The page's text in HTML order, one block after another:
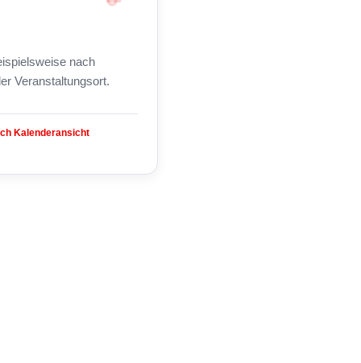
nach
Veranstaltungsort.
Kalenderansicht